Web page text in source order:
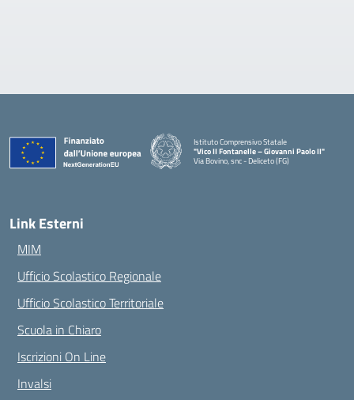
Istituto Comprensivo Statale
"Vico II Fontanelle – Giovanni Paolo II"
Via Bovino, snc - Deliceto (FG)
Link Esterni
MIM
Ufficio Scolastico Regionale
Ufficio Scolastico Territoriale
Scuola in Chiaro
Iscrizioni On Line
Invalsi